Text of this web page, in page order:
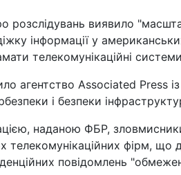
розслідувань виявило
інформації у
телекомунікаційні
агентство Associated Press
і безпеки
наданою ФБР,
телекомунікаційних фірм, що
повідомлень